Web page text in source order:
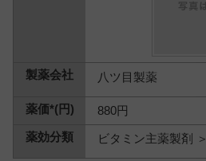
八ツ目製薬
880円
ビタミン主薬製剤 ＞